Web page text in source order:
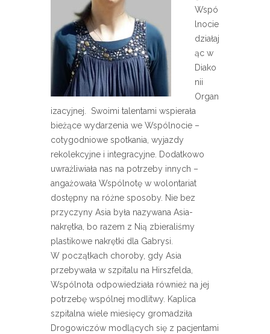
Wspó
lnocie
działaj
ąc w
Diako
nii
Organ
izacyjnej. Swoimi talentami wspierała
bieżące wydarzenia we Wspólnocie –
cotygodniowe spotkania, wyjazdy
rekolekcyjne i integracyjne. Dodatkowo
uwrażliwiała nas na potrzeby innych –
angażowała Wspólnotę w wolontariat
dostępny na różne sposoby. Nie bez
przyczyny Asia była nazywana Asia-
nakrętka, bo razem z Nią zbieraliśmy
plastikowe nakrętki dla Gabrysi.
W początkach choroby, gdy Asia
przebywała w szpitalu na Hirszfelda,
Wspólnota odpowiedziała również na jej
potrzebę wspólnej modlitwy. Kaplica
szpitalna wiele miesięcy gromadziła
Drogowiczów modlących się z pacjentami